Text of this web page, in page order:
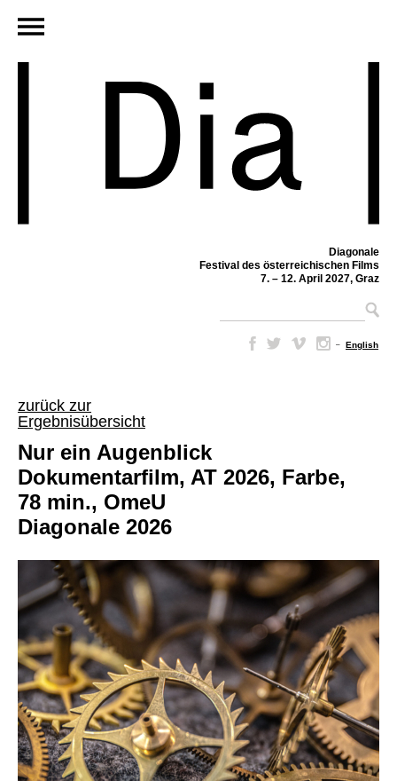
Diagonale
Festival des österreichischen Films
7. – 12. April 2027, Graz
– English
zurück zur
Ergebnisübersicht
Nur ein Augenblick
Dokumentarfilm, AT 2026, Farbe,
78 min., OmeU
Diagonale 2026